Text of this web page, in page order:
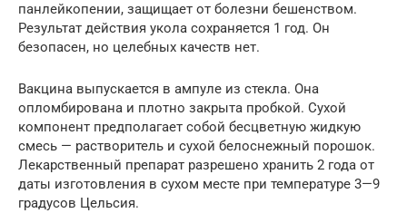
панлейкопении, защищает от болезни бешенством.
Результат действия укола сохраняется 1 год. Он
безопасен, но целебных качеств нет.
Вакцина выпускается в ампуле из стекла. Она
опломбирована и плотно закрыта пробкой. Сухой
компонент предполагает собой бесцветную жидкую
смесь — растворитель и сухой белоснежный порошок.
Лекарственный препарат разрешено хранить 2 года от
даты изготовления в сухом месте при температуре 3—9
градусов Цельсия.